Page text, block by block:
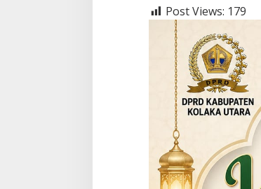
Post Views: 179